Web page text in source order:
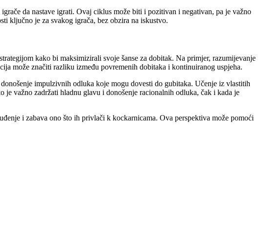
da nastave igrati. Ovaj ciklus može biti i pozitivan i negativan, pa je važno
ključno je za svakog igrača, bez obzira na iskustvo.
kako bi maksimizirali svoje šanse za dobitak. Na primjer, razumijevanje
može značiti razliku između povremenih dobitaka i kontinuiranog uspjeha.
impulzivnih odluka koje mogu dovesti do gubitaka. Učenje iz vlastitih
važno zadržati hladnu glavu i donošenje racionalnih odluka, čak i kada je
i zabava ono što ih privlači k kockarnicama. Ova perspektiva može pomoći